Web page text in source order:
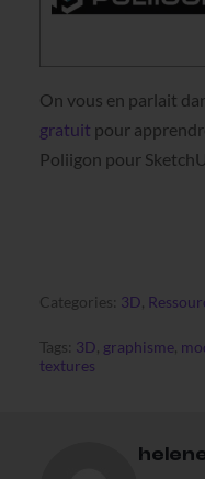
On vous en parlait
gratuit pour
Poliigon pour
Categories: 3D
Tags: 3D graphisme,
textures